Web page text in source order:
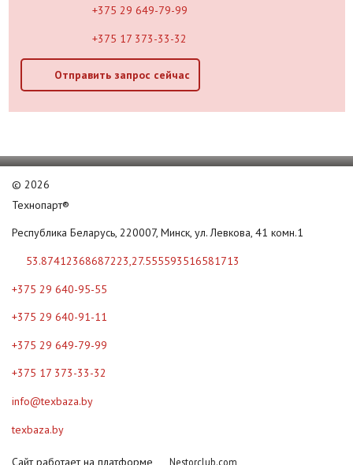
+375 29 649-79-99
+375 17 373-33-32
Отправить запрос сейчас
© 2026
Технопарт®
Республика Беларусь, 220007, Минск, ул. Левкова, 41 комн.1
53.87412368687223,27.555593516581713
+375 29 640-95-55
+375 29 640-91-11
+375 29 649-79-99
+375 17 373-33-32
info@texbaza.by
texbaza.by
Сайт работает на платформе Nestorclub.com